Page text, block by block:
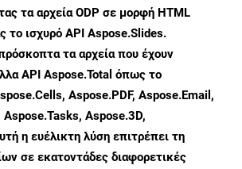
τα αρχεία ODP σε μορφή HTML
το ισχυρό API Aspose.Slides.
τα αρχεία που έχουν
API Aspose.Total όπως το
Aspose.PDF, Aspose.Email,
Aspose.3D,
η ευέλικτη λύση επιτρέπει τη
σε εκατοντάδες διαφορετικές